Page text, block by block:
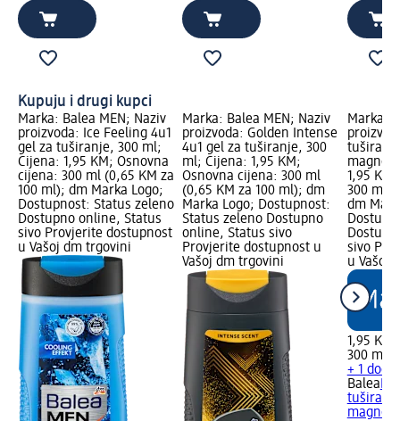
Kupuju i drugi kupci
Marka: Balea MEN; Naziv
proizvoda: Ice Feeling 4u1
gel za tuširanje, 300 ml;
Cijena: 1,95 KM; Osnovna
cijena: 300 ml (0,65 KM za
100 ml); dm Marka Logo;
Dostupnost: Status zeleno
Dostupno online, Status
sivo Provjerite dostupnost
u Vašoj dm trgovini
Marka: Balea MEN; Naziv
proizvoda: Golden Intense
4u1 gel za tuširanje, 300
ml; Cijena: 1,95 KM;
Osnovna cijena: 300 ml
(0,65 KM za 100 ml); dm
Marka Logo; Dostupnost:
Status zeleno Dostupno
online, Status sivo
Provjerite dostupnost u
Vašoj dm trgovini
Marka:
1,95
300 ml
dm
sivo
u Vašoj
1,95 KM
300 ml
+ 1
Balea